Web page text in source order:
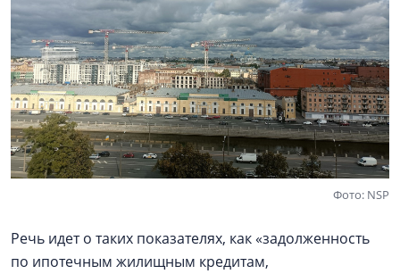
Фото: NSP
Речь идет о таких показателях, как «задолженность
по ипотечным жилищным кредитам,